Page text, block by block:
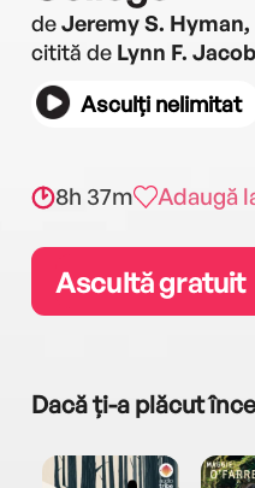
deJeremy S.
citită de Lynn F.
Asculți nelimitat
8h 37m Adaugă
Ascultă gratuit
Dacă ți-a plăcut